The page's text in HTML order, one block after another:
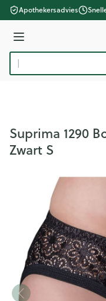
Ga naar de inhoud
Apothekersadvies
Menu
Product, merk,
Suprima 1290
Zwart S